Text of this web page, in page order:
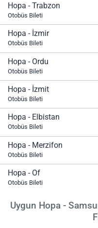
Hopa - Trabzon
Otobüs Bileti
Hopa - İzmir
Otobüs Bileti
Hopa - Ordu
Otobüs Bileti
Hopa - İzmit
Otobüs Bileti
Hopa - Elbistan
Otobüs Bileti
Hopa - Merzifon
Otobüs Bileti
Hopa - Of
Otobüs Bileti
Uygun Hopa -